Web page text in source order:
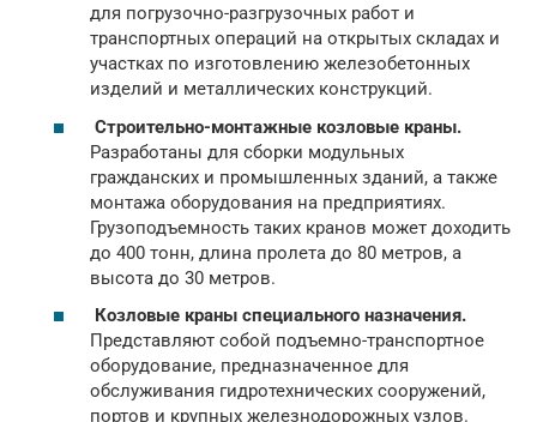
для погрузочно-разгрузочных работ и
транспортных операций на открытых складах и
участках по изготовлению железобетонных
изделий и металлических конструкций.
Строительно-монтажные козловые краны.
Разработаны для сборки модульных
гражданских и промышленных зданий, а также
монтажа оборудования на предприятиях.
Грузоподъемность таких кранов может доходить
до 400 тонн, длина пролета до 80 метров, а
высота до 30 метров.
Козловые краны специального назначения.
Представляют собой подъемно-транспортное
оборудование, предназначенное для
обслуживания гидротехнических сооружений,
портов и крупных железнодорожных узлов.